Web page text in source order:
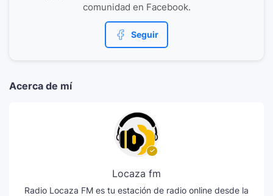
comunidad en Facebook.
Seguir
Acerca de mí
Locaza fm
Radio Locaza FM es tu estación de radio online desde la